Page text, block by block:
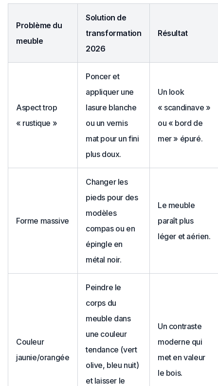
Problème du
meuble
Solution de
transformation
2026
Résultat
Aspect trop
« rustique »
Poncer et
appliquer une
lasure blanche
ou un vernis
mat pour un fini
plus doux.
Un look
« scandinave »
ou « bord de
mer » épuré.
Forme massive
Changer les
pieds pour des
modèles
compas ou en
épingle en
métal noir.
Le meuble
paraît plus
léger et aérien.
Couleur
jaunie/orangée
Peindre le
corps du
meuble dans
une couleur
tendance (vert
olive, bleu nuit)
et laisser le
Un contraste
moderne qui
met en valeur
le bois.